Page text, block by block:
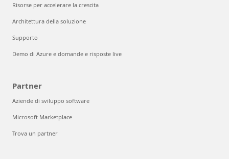
Risorse per accelerare la crescita
Architettura della soluzione
Supporto
Demo di Azure e domande e risposte live
Partner
Aziende di sviluppo software
Microsoft Marketplace
Trova un partner